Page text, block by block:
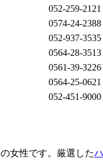
052-259-2121
0574-24-2388
052-937-3535
0564-28-3513
0561-39-3226
0564-25-0621
052-451-9000
女性です。厳選した